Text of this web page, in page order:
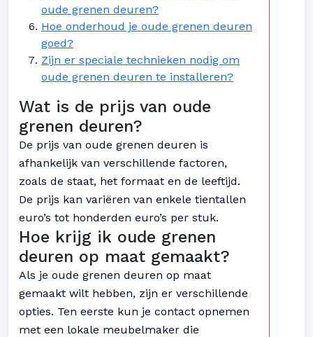
oude grenen deuren?
Hoe onderhoud je oude grenen deuren
goed?
Zijn er speciale technieken nodig om
oude grenen deuren te installeren?
Wat is de prijs van oude
grenen deuren?
De prijs van oude grenen deuren is
afhankelijk van verschillende factoren,
zoals de staat, het formaat en de leeftijd.
De prijs kan variëren van enkele tientallen
euro’s tot honderden euro’s per stuk.
Hoe krijg ik oude grenen
deuren op maat gemaakt?
Als je oude grenen deuren op maat
gemaakt wilt hebben, zijn er verschillende
opties. Ten eerste kun je contact opnemen
met een lokale meubelmaker die